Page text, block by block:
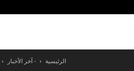
الرئيسية - آخر الأخبار